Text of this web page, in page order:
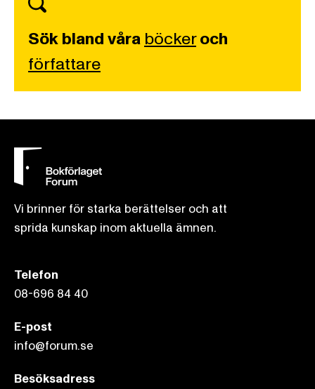
Sök bland våra böckeroch
författare
Vi brinner för starka berättelser och att
sprida kunskap inom aktuella ämnen.
Telefon
08-696 84 40
E-post
info@forum.se
Besöksadress